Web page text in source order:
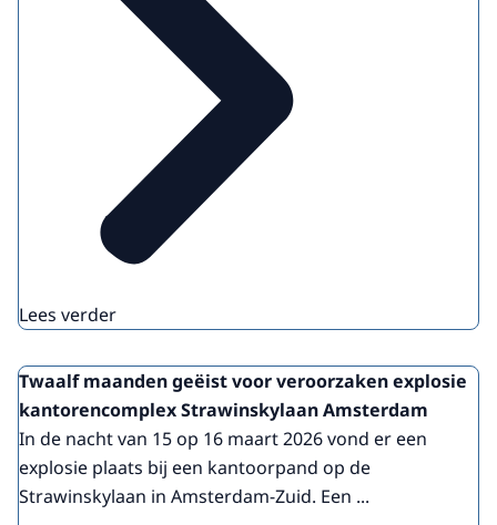
Lees verder
Twaalf maanden geëist voor veroorzaken explosie
kantorencomplex Strawinskylaan Amsterdam
In de nacht van 15 op 16 maart 2026 vond er een
explosie plaats bij een kantoorpand op de
Strawinskylaan in Amsterdam-Zuid. Een ...